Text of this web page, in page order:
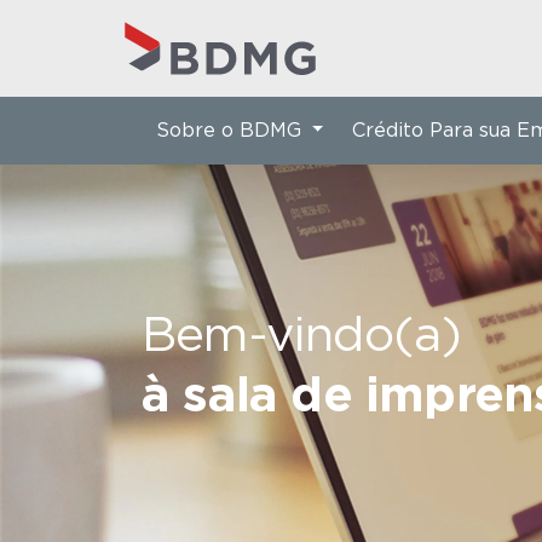
Bem-vindo(a)
à sala de
Sobre o BDMG Crédito Para sua